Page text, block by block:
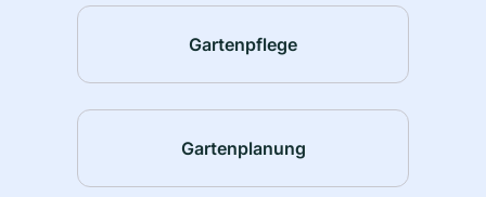
Gartenpflege
Gartenplanung